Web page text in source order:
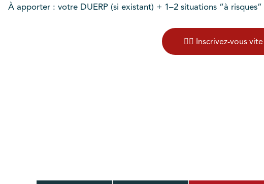
À apporter : votre DUERP (si existant) + 1–2 situations “à risques”
👉🏻 Inscrivez-vous vite